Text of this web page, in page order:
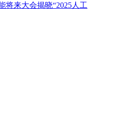
将来大会揭晓“2025人工